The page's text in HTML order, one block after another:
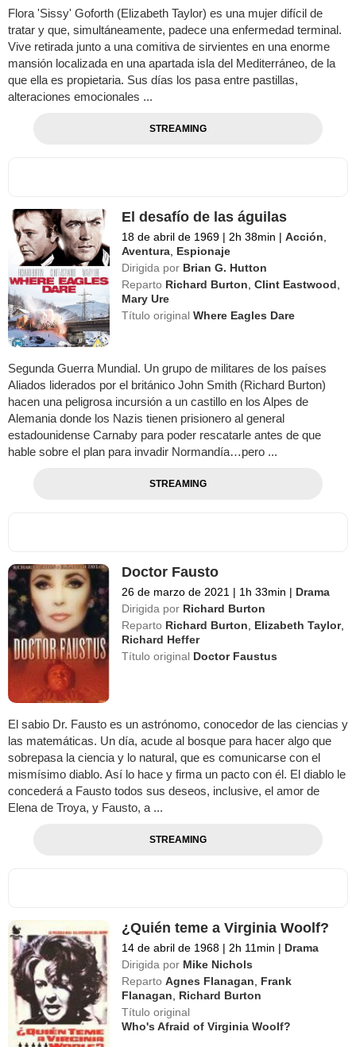
Flora 'Sissy' Goforth (Elizabeth Taylor) es una mujer difícil de
tratar y que, simultáneamente, padece una enfermedad terminal.
Vive retirada junto a una comitiva de sirvientes en una enorme
mansión localizada en una apartada isla del Mediterráneo, de la
que ella es propietaria. Sus días los pasa entre pastillas,
alteraciones emocionales ...
STREAMING
El desafío de las águilas
18 de abril de 1969 | 2h 38min | Acción,
Aventura, Espionaje
Dirigida por Brian G. Hutton
Reparto Richard Burton,Clint Eastwood,
Mary Ure
Título originalWhere Eagles Dare
Segunda Guerra Mundial. Un grupo de militares de los países
Aliados liderados por el británico John Smith (Richard Burton)
hacen una peligrosa incursión a un castillo en los Alpes de
Alemania donde los Nazis tienen prisionero al general
estadounidense Carnaby para poder rescatarle antes de que
hable sobre el plan para invadir Normandía…pero ...
STREAMING
Doctor Fausto
26 de marzo de 2021 | 1h 33min | Drama
Dirigida por Richard Burton
Reparto Richard Burton, Elizabeth Taylor,
Richard Heffer
Título original Doctor Faustus
El sabio Dr. Fausto es un astrónomo, conocedor de las ciencias y
las matemáticas. Un día, acude al bosque para hacer algo que
sobrepasa la ciencia y lo natural, que es comunicarse con el
mismísimo diablo. Así lo hace y firma un pacto con él. El diablo le
concederá a Fausto todos sus deseos, inclusive, el amor de
Elena de Troya, y Fausto, a ...
STREAMING
¿Quién teme a Virginia Woolf?
14 de abril de 1968 | 2h 11min | Drama
Dirigida por Mike Nichols
Reparto Agnes Flanagan
Frank
Flanagan
Richard Burton
Título original
Who's Afraid of Virginia Woolf?